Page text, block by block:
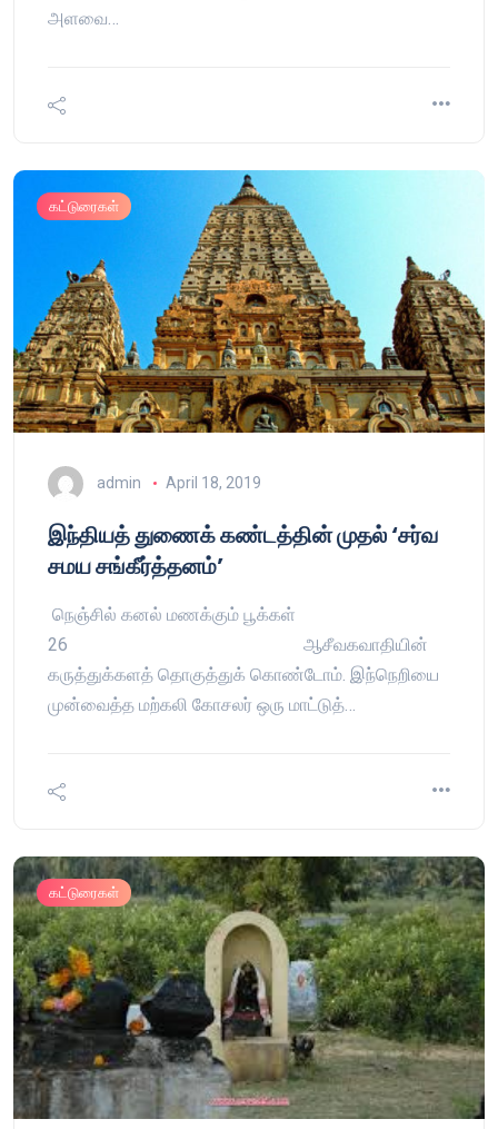
அளவை…
கட்டுரைகள்
admin April 18, 2019
இந்தியத் துணைக் கண்டத்தின் முதல் ‘சர்வ
சமய சங்கீர்த்தனம்’
நெஞ்சில் கனல் மணக்கும் பூக்கள்
26 ஆசீவகவாதியின்
கருத்துக்களத் தொகுத்துக் கொண்டோம். இந்நெறியை
முன்வைத்த மற்கலி கோசலர் ஒரு மாட்டுத்…
கட்டுரைகள்